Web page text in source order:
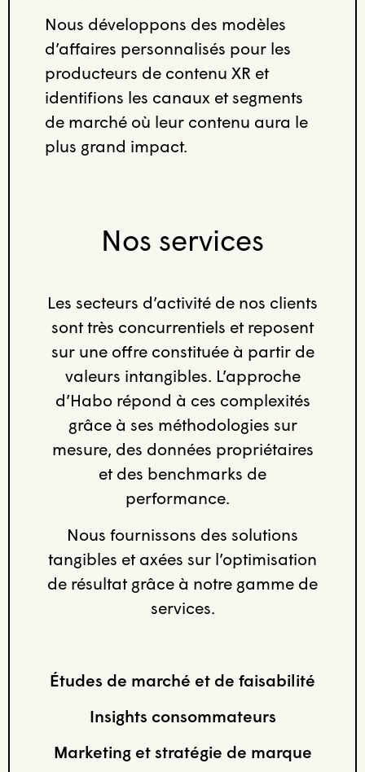
Nous développons des modèles
d’affaires personnalisés pour les
producteurs de contenu XR et
identifions les canaux et segments
de marché où leur contenu aura le
plus grand impact.
Nos services
Les secteurs d’activité de nos clients
sont très concurrentiels et reposent
sur une offre constituée à partir de
valeurs intangibles. L’approche
d’Habo répond à ces complexités
grâce à ses méthodologies sur
mesure, des données propriétaires
et des benchmarks de
performance.
Nous fournissons des solutions
tangibles et axées sur l’optimisation
de résultat grâce à notre gamme de
services.
Études de marché et de faisabilité
Insights consommateurs
Marketing et stratégie de marque